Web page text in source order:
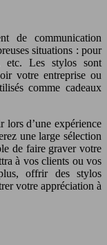
de communication
situations : pour
etc. Les stylos sont
votre entreprise ou
comme cadeaux
lors d’une expérience
une large sélection
de faire graver votre
à vos clients ou vos
offrir des stylos
votre appréciation à